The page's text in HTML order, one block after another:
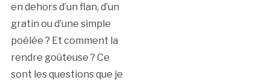
en dehors d’un flan, d’un
gratin ou d’une simple
poêlée ? Et comment la
rendre goûteuse ? Ce
sont les questions que je